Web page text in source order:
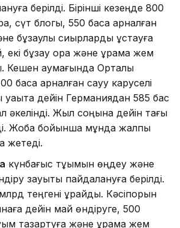
берілді. Бірінші кезеңде 800
сүт блогы, 550 басқа арналған
бұзаулы сиырларды ұстауға
бұзау қора және құрама жем
Кешен аумағында Орталық
басқа арналған сауу каруселі
дейін Германиядан 585 бас
әкелінді. Жыл соңына дейін тағы
Жоба бойынша мұнда жалпы
жетеді.
күнбағыс тұқымын өңдеу және
зауыты пайдалануға берілді.
теңгені құрайды. Кәсіпорын
дейін май өндіруге, 500
тазартуға және құрама жем